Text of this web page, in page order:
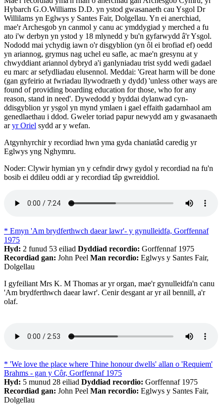
Hybarch G.O.Williams D.D. yn ystod gwasanaeth cau Ysgol Dr
Willilams yn Eglwys y Santes Fair, Dolgellau. Yn ei anerchiad,
mae'r Archesgob yn canmol y canu ac ymddygiad y merched a fu
ato i'w derbyn yn ystod y 18 mlynedd y bu'n gyfarwydd â'r Ysgol.
Nododd mai ychydig iawn o'r disgyblion (yn ôl ei brofiad ef) oedd
yn ariannog, grymus nag uchel eu safle, ac mae'n gresynu at y
chwyddiant ariannol dybryd a'i ganlyniadau trist sydd wedi gadael
eu marc ar sefydliadau elusennol. Meddai: 'Great harm will be done
(gan gyfeirio at fwriadau llywodraeth y dydd) 'unless other ways are
found of providing boarding education for those, who for any
reason, stand in need'. Dywedodd y byddai dylanwad cyn-
ddisgyblion yr ysgol yn mynd ymlaen i gael effaith gadarnhaol am
genedlaethau i ddod. Gweler toriad papur newydd am y gwasanaeth
aryr Oriel sydd ar y wefan.
Atgynhyrchir y recordiad hwn yma gyda chaniatâd caredig yr
Eglwys yng Nghymru.
Noder: Clywir hymian yn y cefndir drwy gydol y recordiad na fu'n
bosib ei ddileu oddi ar y recordiad tâp gwreiddiol.
* Emyn 'Am brydferthwch daear lawr'- y gynulleidfa, Gorffennaf
1975
Hyd: 2 funud 53 eiliad Dyddiad recordio: Gorffennaf 1975
Recordiad gan: John Peel Man recordio: Eglwys y Santes Fair,
Dolgellau
I gyfeiliant Mrs K. M Thomas ar yr organ, mae'r gynulleidfa'n canu
'Am brydferthwch daear lawr'. Cenir desgant ar yr ail bennill, a'r
olaf.
* 'We love the place where Thine honour dwells' allan o 'Requiem'
Brahms - gan y Côr, Gorffennaf 1975
Hyd: 5 munud 28 eiliad Dyddiad recordio: Gorffennaf 1975
Recordiad gan: John Peel Man recordio: Eglwys y Santes Fair,
Dolgellau